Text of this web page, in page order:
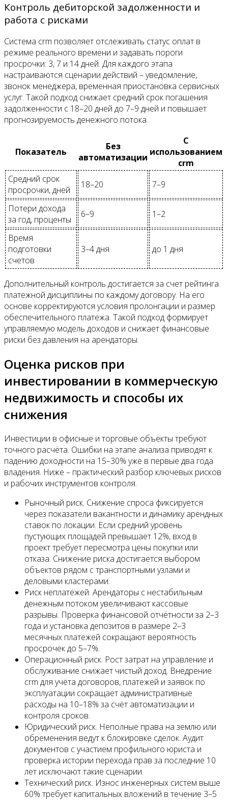
Контроль дебиторской задолженности и
работа с рисками
Система crm позволяет отслеживать статус оплат в
режиме реального времени и задавать пороги
просрочки: 3, 7 и 14 дней. Для каждого этапа
настраиваются сценарии действий – уведомление,
звонок менеджера, временная приостановка сервисных
услуг. Такой подход снижает средний срок погашения
задолженности с 18–20 дней до 7–9 дней и повышает
прогнозируемость денежного потока.
Показатель
Без
автоматизации
С
использованием
crm
Средний срок
просрочки, дней
18–20 7–9
Потери дохода
за год, проценты
6–9 1–2
Время
подготовки
счетов
3–4 дня до 1 дня
Дополнительный контроль достигается за счет рейтинга
платежной дисциплины по каждому договору. На его
основе корректируются условия пролонгации и размер
обеспечительного платежа. Такой подход формирует
управляемую модель доходов и снижает финансовые
риски без давления на арендаторы.
Оценка рисков при
инвестировании в коммерческую
недвижимость и способы их
снижения
Инвестиции в офисные и торговые объекты требуют
точного расчёта. Ошибки на этапе анализа приводят к
падению доходности на 15–30% уже в первые два года
владения. Ниже – практический разбор ключевых рисков
и рабочих инструментов контроля.
Рыночный риск. Снижение спроса фиксируется
через показатели вакантности и динамику арендных
ставок по локации. Если средний уровень
пустующих площадей превышает 12%, вход в
проект требует пересмотра цены покупки или
отказа. Снижение риска достигается выбором
объектов рядом с транспортными узлами и
деловыми кластерами.
Риск неплатежей. Арендаторы с нестабильным
денежным потоком увеличивают кассовые
разрывы. Проверка финансовой отчётности за 2–3
года и установка депозитов в размере 2–3
месячных платежей сокращают вероятность
просрочек до 5–7%.
Операционный риск. Рост затрат на управление и
обслуживание снижает чистый доход. Внедрение
crm для учёта договоров, платежей и заявок по
эксплуатации сокращает административные
расходы на 10–18% за счёт автоматизации и
контроля сроков.
Юридический риск. Неполные права на землю или
обременения ведут к блокировке сделок. Аудит
документов с участием профильного юриста и
проверка истории перехода прав за последние 10
лет исключают такие сценарии.
Технический риск. Износ инженерных систем выше
60% требует капитальных вложений в течение 3–5